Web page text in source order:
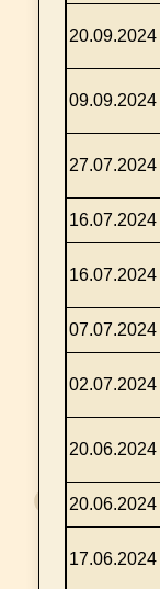
20.09.2024
09.09.2024
27.07.2024
16.07.2024
16.07.2024
07.07.2024
02.07.2024
20.06.2024
20.06.2024
17.06.2024